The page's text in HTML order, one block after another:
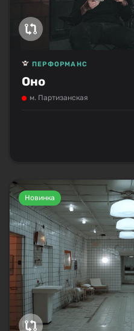
Оно
ПЕРФОРМАНС
м. Партизанская
Новинка